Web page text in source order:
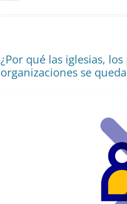
¿Por qué las iglesias,
organizaciones se